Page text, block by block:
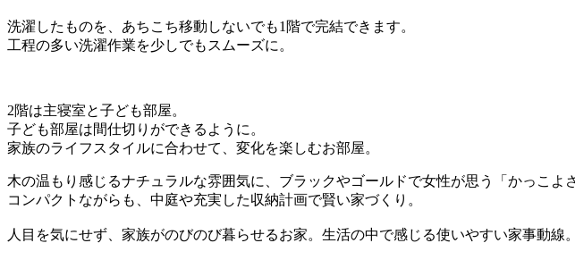
洗濯したものを、あちこち移動しないでも1階で完結できます。
工程の多い洗濯作業を少しでもスムーズに。
2階は主寝室と子ども部屋。
子ども部屋は間仕切りができるように。
家族のライフスタイルに合わせて、変化を楽しむお部屋。
木の温もり感じるナチュラルな雰囲気に、ブラックやゴールドで女性が思う「かっこよ
コンパクトながらも、中庭や充実した収納計画で賢い家づくり。
人目を気にせず、家族がのびのび暮らせるお家。生活の中で感じる使いやすい家事動線。